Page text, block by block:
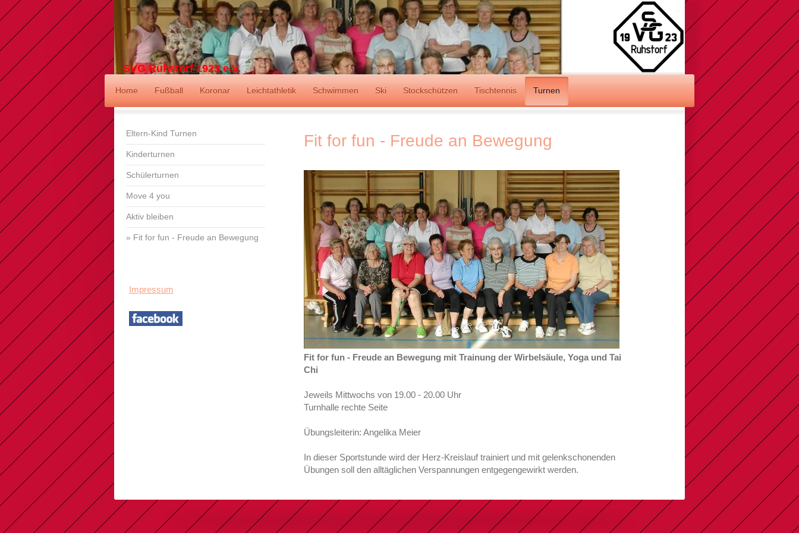
SVG Ruhstorf 1923 e.V.
Home Fußball Koronar Leichtathletik Schwimmen Ski Stockschützen Tischtennis Turnen
Fit for fun - Freude an Bewegung
Fit for fun - Freude an Bewegung mit Trainung der Wirbelsäule, Yoga und Tai
Chi
Jeweils Mittwochs von 19.00 - 20.00 Uhr
Turnhalle rechte Seite
Übungsleiterin: Angelika Meier
In dieser Sportstunde wird der Herz-Kreislauf trainiert und mit gelenkschonenden
Übungen soll den alltäglichen Verspannungen entgegengewirkt werden.
Eltern-Kind Turnen
Kinderturnen
Schülerturnen
Move 4 you
Aktiv bleiben
Fit for fun - Freude an Bewegung
Impressum